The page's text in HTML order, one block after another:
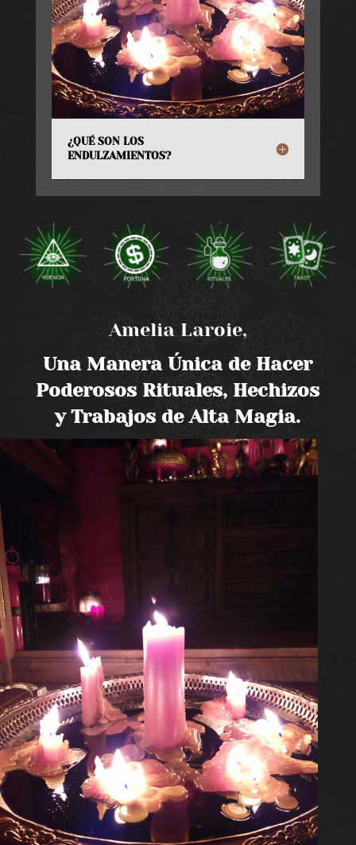
¿QUÉ SON LOS
ENDULZAMIENTOS?
Amelia Laroie,
Una Manera Única de Hacer
Poderosos Rituales, Hechizos
y Trabajos de Alta Magia.